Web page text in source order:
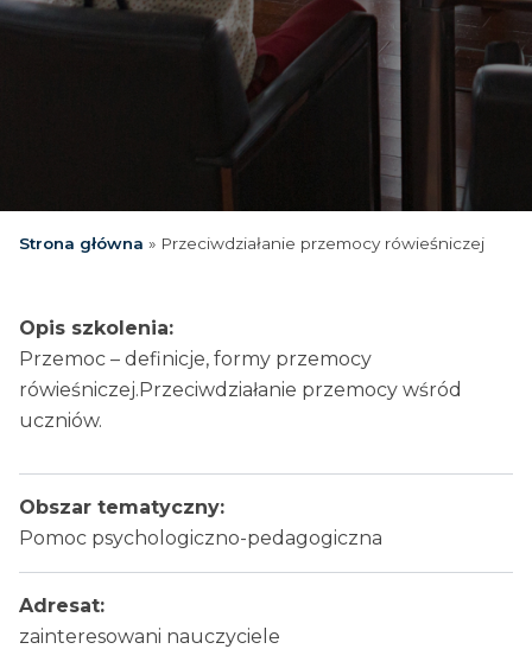
Strona główna » Przeciwdziałanie przemocy rówieśniczej
Opis szkolenia:
Przemoc – definicje, formy przemocy
rówieśniczej.Przeciwdziałanie przemocy wśród
uczniów.
Obszar tematyczny:
Pomoc psychologiczno-pedagogiczna
Adresat:
zainteresowani nauczyciele